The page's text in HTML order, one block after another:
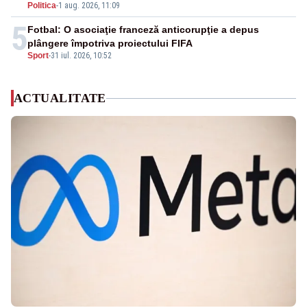
Politica-1 aug. 2026, 11:09
5Sport-31 iul. 2026, 10:52
Fotbal: O asociaţie franceză anticorupţie a depus
plângere împotriva proiectului FIFA
ACTUALITATE